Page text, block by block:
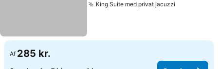
King Suite med privat jacuzzi
Af 285 kr.